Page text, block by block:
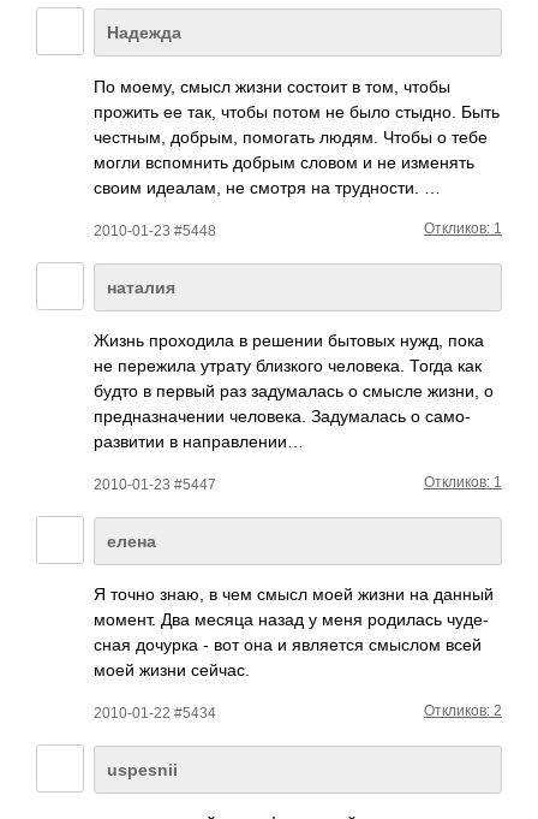
Надежда
По моему, смысл жизни состоит в том, чтобы
прожить ее так, чтобы потом не было стыдно. Быть
чест­ным, добрым, помо­гать людям. Чтобы о тебе
могли вспо­мнить добрым словом и не изме­нять
своим идеа­лам, не смотря на труд­ности. …
2010-01-23 #5448 Откликов: 1
наталия
Жизнь прох­одила в решении бытовых нужд, пока
не пере­жила утрату близ­кого чело­века. Тогда как
будто в первый раз заду­малась о смысле жизни, о
пред­назн­ачении чело­века. Заду­малась о само­
разв­итии в напр­авле­нии…
2010-01-23 #5447 Откликов: 1
елена
Я точно знаю, в чем смысл моей жизни на данный
момент. Два месяца назад у меня роди­лась чуде­
сная дочурка - вот она и явля­ется смыслом всей
моей жизни сейчас.
2010-01-22 #5434 Откликов: 2
uspesnii